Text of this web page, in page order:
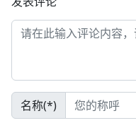
名称(*)